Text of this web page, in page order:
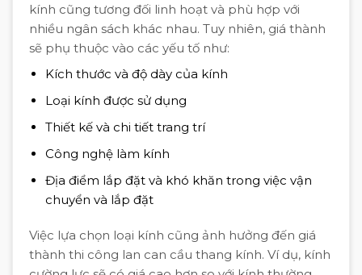
kính cũng tương đối linh hoạt và phù hợp với
nhiều ngân sách khác nhau. Tuy nhiên, giá thành
sẽ phụ thuộc vào các yếu tố như:
Kích thước và độ dày của kính
Loại kính được sử dụng
Thiết kế và chi tiết trang trí
Công nghệ làm kính
Địa điểm lắp đặt và khó khăn trong việc vận
chuyển và lắp đặt
Việc lựa chọn loại kính cũng ảnh hưởng đến giá
thành thi công lan can cầu thang kính. Ví dụ, kính